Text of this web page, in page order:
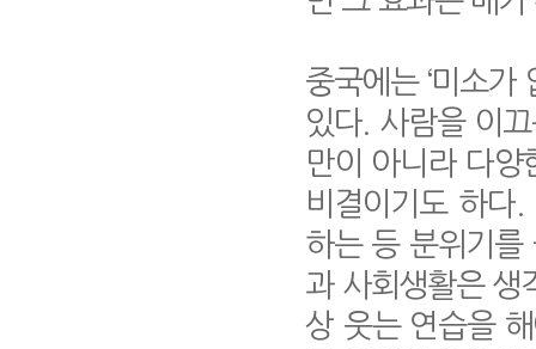
중국에는 ‘미소가
있다. 사람을 이
만이 아니라 다양
비결이기도 하다
하는 등 분위기를
과 사회생활은 생
상 웃는 연습을